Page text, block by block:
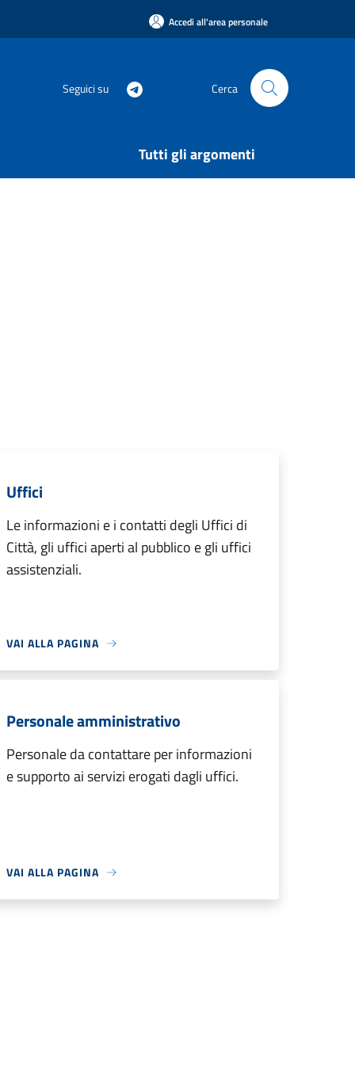
Accedi all'area personale
Seguici su Cerca
Tutti gli argomenti
Uffici
Le informazioni e i contatti degli Uffici di
Città, gli uffici aperti al pubblico e gli uffici
assistenziali.
VAI ALLA PAGINA
Personale amministrativo
Personale da contattare per informazioni
e supporto ai servizi erogati dagli uffici.
VAI ALLA PAGINA